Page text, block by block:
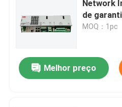
DCS de Triconex
Módulo de controlo de
Network
de
MOQ：1pc
Melhor preço